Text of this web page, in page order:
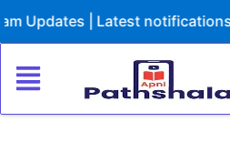
to
| Latest notifications